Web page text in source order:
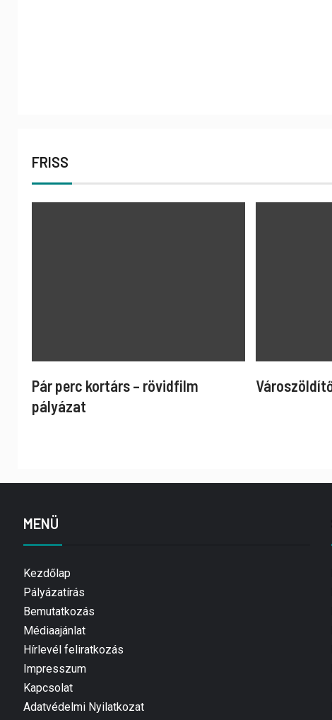
FRISS
Pár perc kortárs – rövidfilm
pályázat
MENÜ
Kezdőlap
Pályázatírás
Bemutatkozás
Médiaajánlat
Hírlevél feliratkozás
Impresszum
Kapcsolat
Adatvédelmi Nyilatkozat